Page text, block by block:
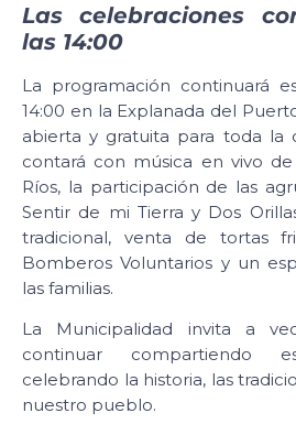
Las celebraciones
las 14:00
La programación continuará
14:00 en la Explanada del
abierta y gratuita para toda la
contará con música en vivo
Ríos, la participación de las
Sentir de mi Tierra y Dos
tradicional, venta de tortas
Bomberos Voluntarios y un
las familias.
La Municipalidad invita a
continuar compartiendo
celebrando la historia, las
nuestro pueblo.